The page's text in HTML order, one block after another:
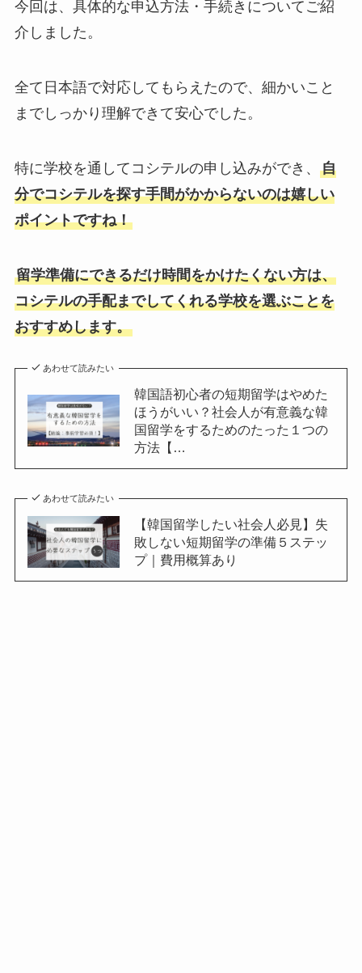
今回は、具体的な申込方法・手続きについてご紹
介しました。
全て日本語で対応してもらえたので、細かいこと
までしっかり理解できて安心でした。
特に学校を通してコシテルの申し込みができ、 自
分でコシテルを探す手間がかからないのは嬉しい
ポイントですね！
留学準備にできるだけ時間をかけたくない方は、
コシテルの手配までしてくれる学校を選ぶことを
おすすめします。
あわせて読みたい
韓国語初心者の短期留学はやめた
ほうがいい？社会人が有意義な韓
国留学をするためのたった１つの
方法【…
あわせて読みたい
【韓国留学したい社会人必見】失
敗しない短期留学の準備５ステッ
プ｜費用概算あり